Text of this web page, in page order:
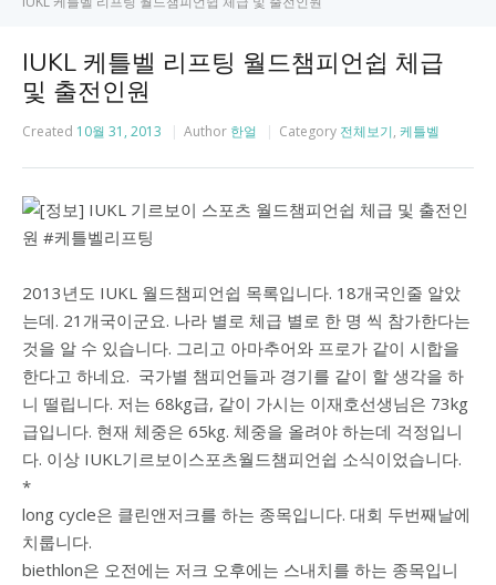
IUKL 케틀벨 리프팅 월드챔피언쉽 체급
및 출전인원
Created 10월 31, 2013 Author 한얼 Category 전체보기, 케틀벨
2013년도 IUKL 월드챔피언쉽 목록입니다. 18개국인줄 알았
는데. 21개국이군요. 나라 별로 체급 별로 한 명 씩 참가한다는
것을 알 수 있습니다. 그리고 아마추어와 프로가 같이 시합을
한다고 하네요. 국가별 챔피언들과 경기를 같이 할 생각을 하
니 떨립니다. 저는 68kg급, 같이 가시는 이재호선생님은 73kg
급입니다. 현재 체중은 65kg. 체중을 올려야 하는데 걱정입니
다. 이상 IUKL기르보이스포츠월드챔피언쉽 소식이었습니다.
*
long cycle은 클린앤저크를 하는 종목입니다. 대회 두번째날에
치룹니다.
biethlon은 오전에는 저크 오후에는 스내치를 하는 종목입니